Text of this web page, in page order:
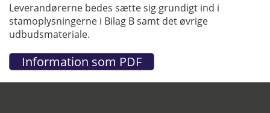
Leverandørerne bedes sætte sig grundigt ind i
stamoplysningerne i Bilag B samt det øvrige
udbudsmateriale.